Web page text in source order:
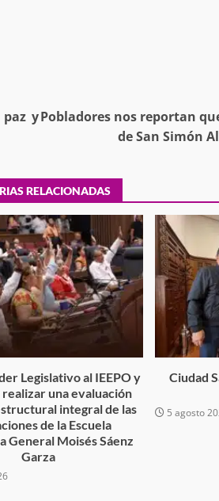
yPobladores nos reportan
de San Simón
RELACIONADAS
Legislativo al IEEPO y
realizar una evaluación
integral de las
de la Escuela
General Moisés Sáenz
Garza
Ciudad
5 agosto
robo con
en la
Secretaría